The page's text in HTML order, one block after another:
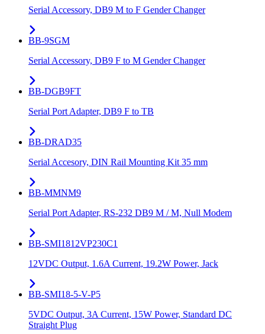
Serial Accessory, DB9 M to F Gender Changer
BB-9SGM
Serial Accessory, DB9 F to M Gender Changer
BB-DGB9FT
Serial Port Adapter, DB9 F to TB
BB-DRAD35
Serial Accesory, DIN Rail Mounting Kit 35 mm
BB-MMNM9
Serial Port Adapter, RS-232 DB9 M / M, Null Modem
BB-SMI1812VP230C1
12VDC Output, 1.6A Current, 19.2W Power, Jack
BB-SMI18-5-V-P5
5VDC Output, 3A Current, 15W Power, Standard DC
Straight Plug